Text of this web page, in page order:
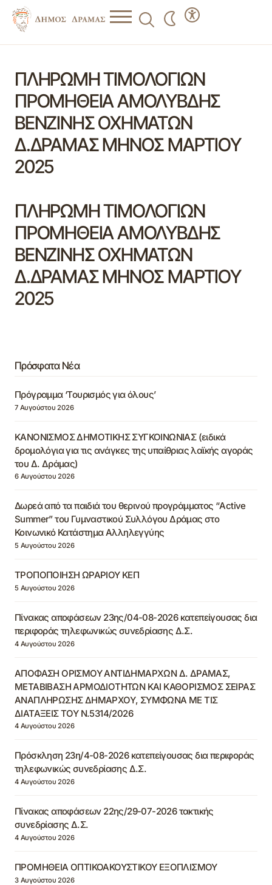
ΠΛΗΡΩΜΗ ΤΙΜΟΛΟΓΙΩΝ
ΠΡΟΜΗΘΕΙΑ ΑΜΟΛΥΒΔΗΣ
ΒΕΝΖΙΝΗΣ ΟΧΗΜΑΤΩΝ
Δ.ΔΡΑΜΑΣ ΜΗΝΟΣ ΜΑΡΤΙΟΥ
2025
ΠΛΗΡΩΜΗ ΤΙΜΟΛΟΓΙΩΝ
ΠΡΟΜΗΘΕΙΑ ΑΜΟΛΥΒΔΗΣ
ΒΕΝΖΙΝΗΣ ΟΧΗΜΑΤΩΝ
Δ.ΔΡΑΜΑΣ ΜΗΝΟΣ ΜΑΡΤΙΟΥ
2025
Πρόσφατα Νέα
Πρόγραμμα ‘Τουρισμός για όλους’
7 Αυγούστου 2026
ΚΑΝΟΝΙΣΜΟΣ ΔΗΜΟΤΙΚΗΣ ΣΥΓΚΟΙΝΩΝΙΑΣ (ειδικά
δρομολόγια για τις ανάγκες της υπαίθριας λαϊκής αγοράς
του Δ. Δράμας)
6 Αυγούστου 2026
Δωρεά από τα παιδιά του θερινού προγράμματος “Active
Summer” του Γυμναστικού Συλλόγου Δράμας στο
Κοινωνικό Κατάστημα Αλληλεγγύης
5 Αυγούστου 2026
ΤΡΟΠΟΠΟΙΗΣΗ ΩΡΑΡΙΟΥ ΚΕΠ
5 Αυγούστου 2026
Πίνακας αποφάσεων 23ης/04-08-2026 κατεπείγουσας δια
περιφοράς τηλεφωνικώς συνεδρίασης Δ.Σ.
4 Αυγούστου 2026
ΑΠΟΦΑΣΗ ΟΡΙΣΜΟΥ ΑΝΤΙΔΗΜΑΡΧΩΝ Δ. ΔΡΑΜΑΣ,
ΜΕΤΑΒΙΒΑΣΗ ΑΡΜΟΔΙΟΤΗΤΩΝ ΚΑΙ ΚΑΘΟΡΙΣΜΟΣ ΣΕΙΡΑΣ
ΑΝΑΠΛΗΡΩΣΗΣ ΔΗΜΑΡΧΟΥ, ΣΥΜΦΩΝΑ ΜΕ ΤΙΣ
ΔΙΑΤΑΞΕΙΣ ΤΟΥ Ν.5314/2026
4 Αυγούστου 2026
Πρόσκληση 23η/4-08-2026 κατεπείγουσας δια περιφοράς
τηλεφωνικώς συνεδρίασης Δ.Σ.
4 Αυγούστου 2026
Πίνακας αποφάσεων 22ης/29-07-2026 τακτικής
συνεδρίασης Δ.Σ.
4 Αυγούστου 2026
ΠΡΟΜΗΘΕΙΑ ΟΠΤΙΚΟΑΚΟΥΣΤΙΚΟΥ ΕΞΟΠΛΙΣΜΟΥ
3 Αυγούστου 2026